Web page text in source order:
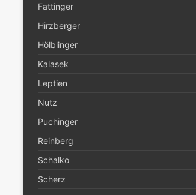
Fattinger
Hirzberger
Hölblinger
Kalasek
Leptien
Nutz
Puchinger
Reinberg
Schalko
Scherz